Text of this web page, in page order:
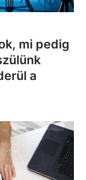
mi pedig
a